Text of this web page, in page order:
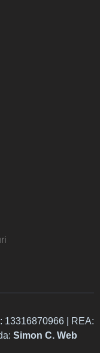
13316870966 | REA:
Simon C. Web